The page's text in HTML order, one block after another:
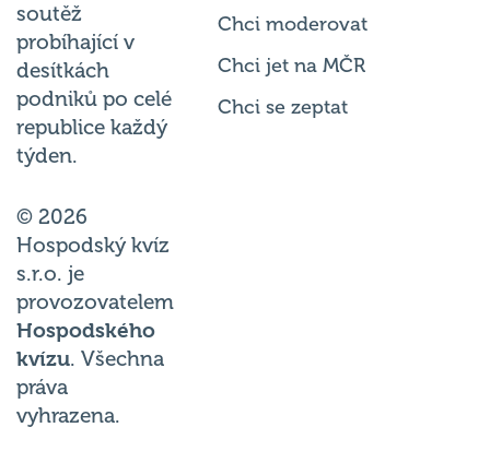
soutěž
probíhající v
desítkách
podniků po celé
republice každý
týden.
© 2026
Hospodský kvíz
s.r.o. je
provozovatelem
Hospodského
kvízu. Všechna
práva
vyhrazena.
Chci moderovat
Chci jet na MČR
Chci se zeptat